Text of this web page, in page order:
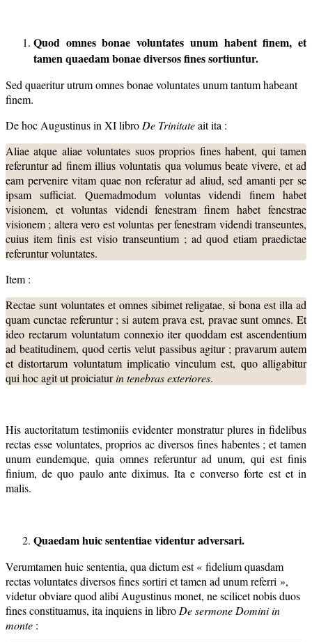
Quod omnes bonae voluntates unum habent finem, et
tamen quaedam bonae diversos fines sortiuntur.
Sed quaeritur utrum omnes bonae voluntates unum tantum habeant
finem.
De hoc Augustinus in XI libro De Trinitateait ita :
Aliae atque aliae voluntates suos proprios fines habent, qui tamen
referuntur ad finem illius voluntatis qua volumus beate vivere, et ad
eam pervenire vitam quae non referatur ad aliud, sed amanti per se
ipsam sufficiat. Quemadmodum voluntas videndi finem habet
visionem, et voluntas videndi fenestram finem habet fenestrae
visionem ; altera vero est voluntas per fenestram videndi transeuntes,
cuius item finis est visio transeuntium ; ad quod etiam praedictae
referuntur voluntates.
Item :
Rectae sunt voluntates et omnes sibimet religatae, si bona est illa ad
quam cunctae referuntur ; si autem prava est, pravae sunt omnes. Et
ideo rectarum voluntatum connexio iter quoddam est ascendentium
ad beatitudinem, quod certis velut passibus agitur ; pravarum autem
et distortarum voluntatum implicatio vinculum est, quo alligabitur
qui hoc agit ut proiciaturin tenebras exteriores.
His auctoritatum testimoniis evidenter monstratur plures in fidelibus
rectas esse voluntates, proprios ac diversos fines habentes ; et tamen
unum eundemque, quia omnes referuntur ad unum, qui est finis
finium, de quo paulo ante diximus. Ita e converso forte est et in
malis.
Quaedam huic sententiae videntur adversari.
Verumtamen huic sententia, qua dictum est « fidelium quasdam
rectas voluntates diversos fines sortiri et tamen ad unum referri »,
videtur obviare quod alibi Augustinus monet, ne scilicet nobis duos
fines constituamus, ita inquiens in libro De sermone Domini in
monte :